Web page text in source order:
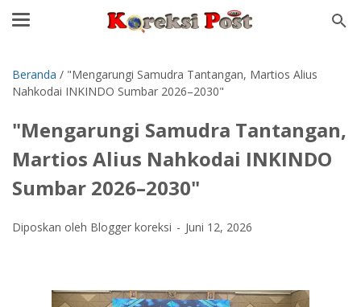
Beranda / "Mengarungi Samudra Tantangan, Martios Alius
Nahkodai INKINDO Sumbar 2026–2030"
"Mengarungi Samudra Tantangan,
Martios Alius Nahkodai INKINDO
Sumbar 2026–2030"
Diposkan oleh Blogger koreksi Juni 12, 2026